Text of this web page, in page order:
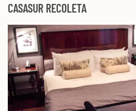
CASASUR RECOLETA